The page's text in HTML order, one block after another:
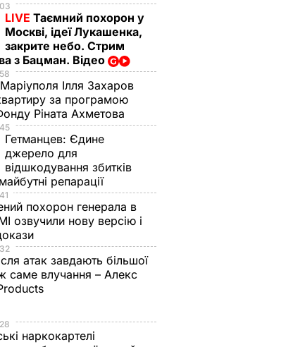
LIVE Таємний похорон у
Москві, ідеї Лукашенка,
закрите небо. Стрим
з Бацман. Відео
Ілля Захаров
за програмою
Ріната Ахметова
Гетманцев: Єдине
джерело для
відшкодування збитків
репарації
похорон генерала в
озвучили нову версію і
атак завдають більшої
саме влучання – Алекс
наркокартелі